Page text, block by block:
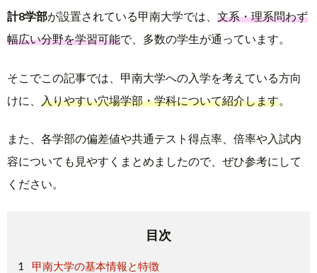
計8学部が設置されている甲南大学では、 文系・理系問わず
幅広い分野を学習可能で、多数の学生が通っています。
そこでこの記事では、甲南大学への入学を考えている方向
けに、 入りやすい穴場学部・学科について紹介します
また、各学部の偏差値や共通テスト得点率、倍率や入試内
容についても見やすくまとめましたので、ぜひ参考にして
ください。
目次
甲南大学の基本情報と特徴